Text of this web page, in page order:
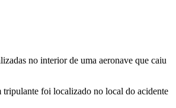
no interior de uma aeronave que caiu
tripulante foi localizado no local do acidente